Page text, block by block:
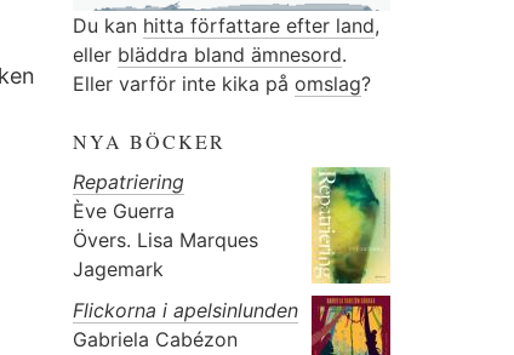
Du kan hitta författare efter land,
eller bläddra bland ämnesord.
Eller varför inte kika på omslag?
NYA BÖCKER
Repatriering
Ève Guerra
Övers. Lisa Marques
Jagemark
Flickorna i apelsinlunden
Gabriela Cabézon